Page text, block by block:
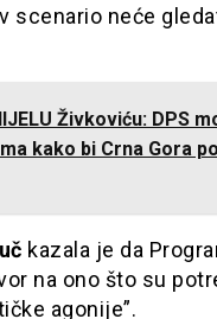
scenario neće
Živkoviću: DPS
kako bi Crna Gora
kazala je da
na ono što su
agonije”.